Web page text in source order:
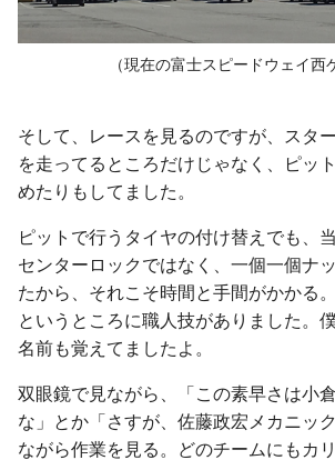
（現在の富士スピードウェイ西
そして、レースを見るのですが、スタ
を走ってるところだけじゃなく、ピッ
めたりもしてました。
ピットで行うタイヤの付け替えでも、
センターロックではなく、一個一個ナ
たから、それこそ時間と手間がかかる
というところに職人技がありました。
名前も覚えてましたよ。
双眼鏡で見ながら、「この素早さは小
な」とか「さすが、佐藤政宏メカニッ
ながら作業を見る。どのチームにもカ